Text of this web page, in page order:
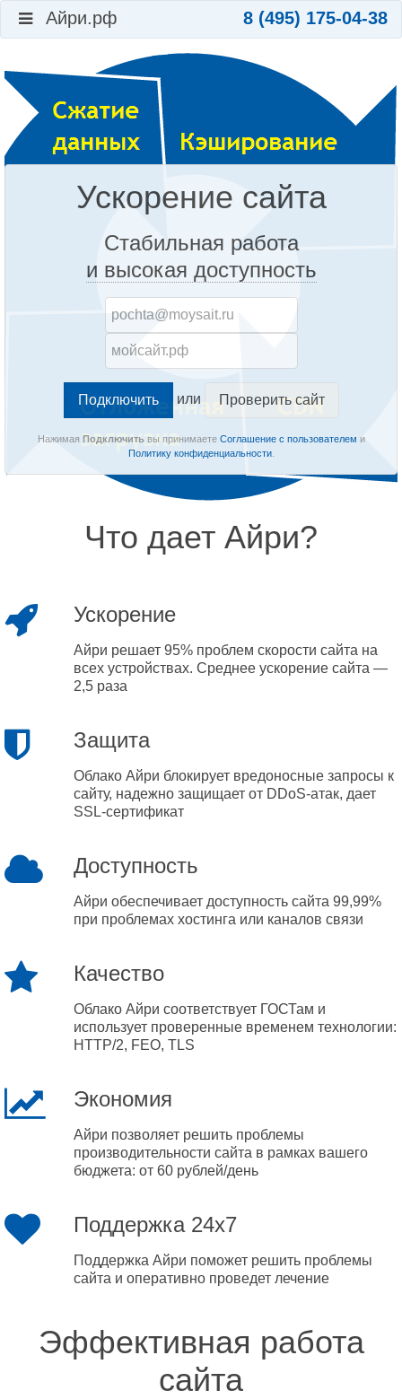
Айри.рф 8 (495) 175-04-38
Ускорение сайта
Стабильная работа
и высокая доступность
или Проверить сайт
Нажимая Подключитьвы принимаете Соглашение с пользователем и
Политику конфиденциальности.
Что дает Айри?
Ускорение
Айри решает 95% проблем скорости сайта на
всех устройствах. Среднее ускорение сайта —
2,5 раза
Защита
Облако Айри блокирует вредоносные запросы к
сайту, надежно защищает от DDoS-атак, дает
SSL-сертификат
Доступность
Айри обеспечивает доступность сайта 99,99%
при проблемах хостинга или каналов связи
Качество
Облако Айри соответствует ГОСТам и
использует проверенные временем технологии:
HTTP/2, FEO, TLS
Экономия
Айри позволяет решить проблемы
производительности сайта в рамках вашего
бюджета: от 60 рублей/день
Поддержка 24x7
Поддержка Айри поможет решить проблемы
сайта и оперативно проведет лечение
Эффективная работа
сайта